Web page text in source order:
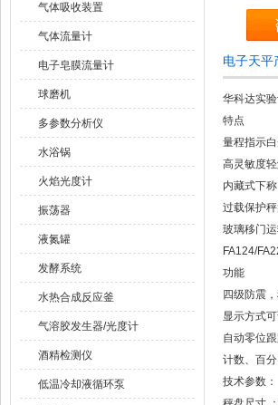
气体吸收装置
气体流量计
电子皂膜流量计
球磨机
多参数分析仪
水浴锅
火焰光度计
振荡器
液氮罐
发酵系统
水热合成反应釜
气溶胶发生器/光度计
酒精检测仪
低温冷却液循环泵
电子天平
华科达实
特点
量程指示
高灵敏度
内藏式下
过载保护
玻璃移门
FA124/
功能
四级防震
显示方式
自动零位
计数、百
技术参数：